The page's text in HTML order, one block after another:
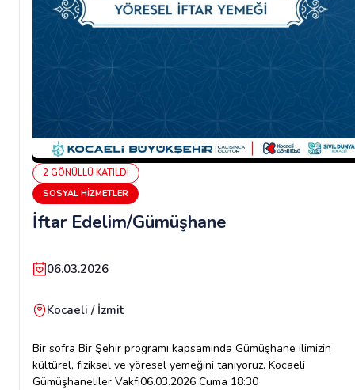
2 GÖNÜLLÜ KATILDI
SOSYAL HIZMETLER
İftar Edelim/Gümüşhane
06.03.2026
Kocaeli / İzmit
Bir sofra Bir Şehir programı kapsamında Gümüşhane ilimizin
kültürel, fiziksel ve yöresel yemeğini tanıyoruz. Kocaeli
Gümüşhaneliler Vakfı06.03.2026 Cuma 18:30